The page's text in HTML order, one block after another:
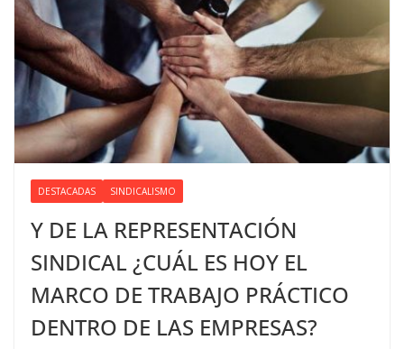
DESTACADAS SINDICALISMO
Y DE LA REPRESENTACIÓN
SINDICAL ¿CUÁL ES HOY EL
MARCO DE TRABAJO PRÁCTICO
DENTRO DE LAS EMPRESAS?